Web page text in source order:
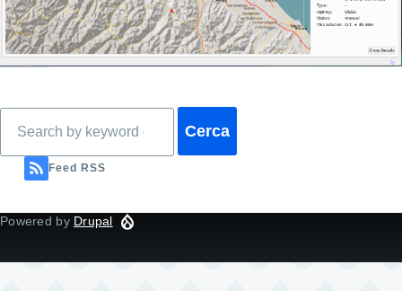
Feed RSS
Powered by Drupal